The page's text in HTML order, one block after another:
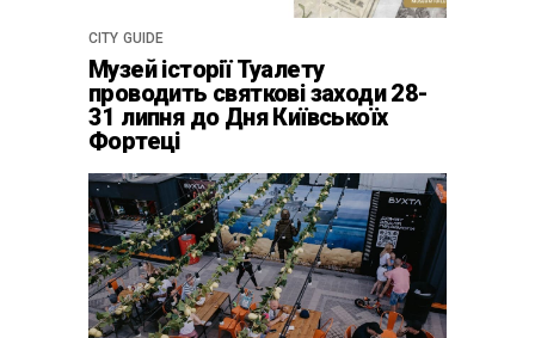
CITY GUIDE
Музей історії Туалету
проводить святкові заходи 28-
31 липня до Дня Київськоїх
Фортеці